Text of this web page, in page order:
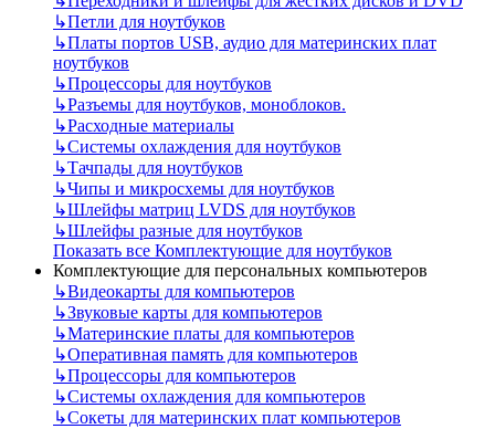
↳Петли для ноутбуков
↳Платы портов USB, аудио для материнских плат
ноутбуков
↳Процессоры для ноутбуков
↳Разъемы для ноутбуков, моноблоков.
↳Расходные материалы
↳Системы охлаждения для ноутбуков
↳Тачпады для ноутбуков
↳Чипы и микросхемы для ноутбуков
↳Шлейфы матриц LVDS для ноутбуков
↳Шлейфы разные для ноутбуков
Показать все Комплектующие для ноутбуков
Комплектующие для персональных компьютеров
↳Видеокарты для компьютеров
↳Звуковые карты для компьютеров
↳Материнские платы для компьютеров
↳Оперативная память для компьютеров
↳Процессоры для компьютеров
↳Системы охлаждения для компьютеров
↳Сокеты для материнских плат компьютеров